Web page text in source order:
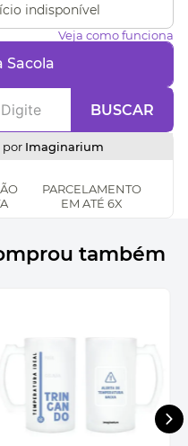
indisponível
Veja como funciona
Sacola
BUSCAR
por Imaginarium
PARCELAMENTO
EM ATÉ 6X
também